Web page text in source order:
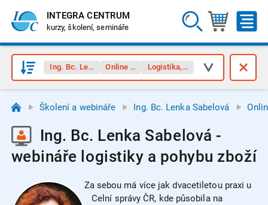
INTEGRA CENTRUM
kurzy, školení, semináře
Ing. Bc. Lenka Sabelová
Online webinářeLogistika, pohyb zboží
Školení a webináře Ing. Bc. Lenka Sabelová
Ing. Bc. Lenka Sabelová -
webináře logistiky a pohybu zboží
Za sebou má více jak dvacetiletou praxi u
Celní správy ČR, kde působila na